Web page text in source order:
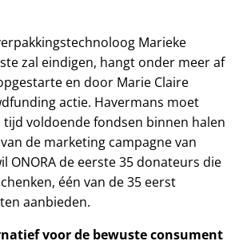
Marieke
zal eindigen, hangt onder meer af
en door Marie Claire
actie. Havermans moet
voldoende fondsen binnen halen
de marketing campagne van
ONORA de eerste 35 donateurs die
één van de 35 eerst
aanbieden.
voor de bewuste consument